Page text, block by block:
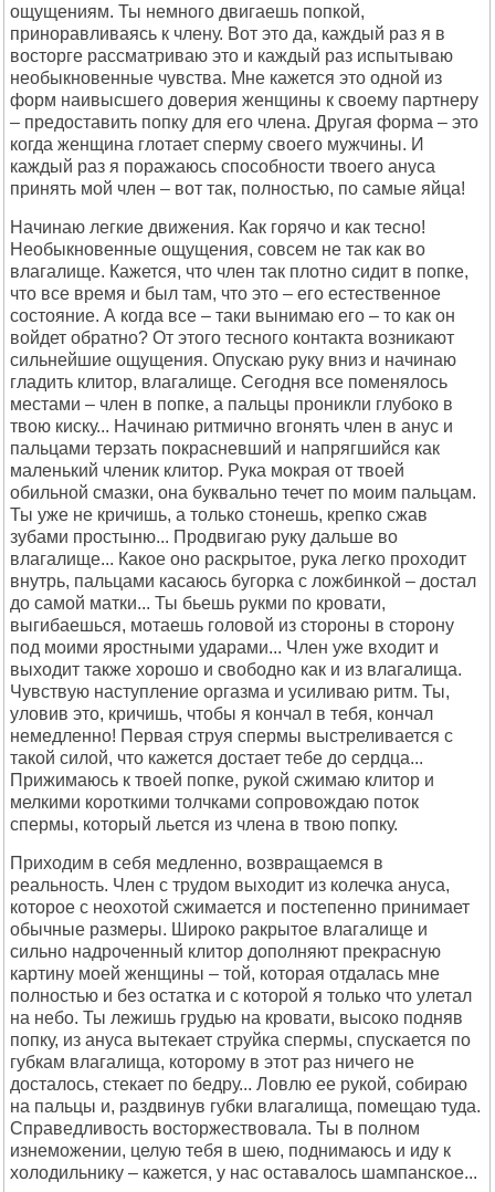
ощущениям. Ты немного двигаешь попкой,
приноравливаясь к члену. Вот это да, каждый раз я в
восторге рассматриваю это и каждый раз испытываю
необыкновенные чувства. Мне кажется это одной из
форм наивысшего доверия женщины к своему партнеру
– предоставить попку для его члена. Другая форма – это
когда женщина глотает сперму своего мужчины. И
каждый раз я поражаюсь способности твоего ануса
принять мой член – вот так, полностью, по самые яйца!
Начинаю легкие движения. Как горячо и как тесно!
Необыкновенные ощущения, совсем не так как во
влагалище. Кажется, что член так плотно сидит в попке,
что все время и был там, что это – его естественное
состояние. А когда все – таки вынимаю его – то как он
войдет обратно? От этого тесного контакта возникают
сильнейшие ощущения. Опускаю руку вниз и начинаю
гладить клитор, влагалище. Сегодня все поменялось
местами – член в попке, а пальцы проникли глубоко в
твою киску... Начинаю ритмично вгонять член в анус и
пальцами терзать покрасневший и напрягшийся как
маленький членик клитор. Рука мокрая от твоей
обильной смазки, она буквально течет по моим пальцам.
Ты уже не кричишь, а только стонешь, крепко сжав
зубами простыню... Продвигаю руку дальше во
влагалище... Какое оно раскрытое, рука легко проходит
внутрь, пальцами касаюсь бугорка с ложбинкой – достал
до самой матки... Ты бьешь рукми по кровати,
выгибаешься, мотаешь головой из стороны в сторону
под моими яростными ударами... Член уже входит и
выходит также хорошо и свободно как и из влагалища.
Чувствую наступление оргазма и усиливаю ритм. Ты,
уловив это, кричишь, чтобы я кончал в тебя, кончал
немедленно! Первая струя спермы выстреливается с
такой силой, что кажется достает тебе до сердца...
Прижимаюсь к твоей попке, рукой сжимаю клитор и
мелкими короткими толчками сопровождаю поток
спермы, который льется из члена в твою попку.
Приходим в себя медленно, возвращаемся в
реальность. Член с трудом выходит из колечка ануса,
которое с неохотой сжимается и постепенно принимает
обычные размеры. Широко ракрытое влагалище и
сильно надроченный клитор дополняют прекрасную
картину моей женщины – той, которая отдалась мне
полностью и без остатка и с которой я только что улетал
на небо. Ты лежишь грудью на кровати, высоко подняв
попку, из ануса вытекает струйка спермы, спускается по
губкам влагалища, которому в этот раз ничего не
досталось, стекает по бедру... Ловлю ее рукой, собираю
на пальцы и, раздвинув губки влагалища, помещаю туда.
Справедливость восторжествовала. Ты в полном
изнеможении, целую тебя в шею, поднимаюсь и иду к
холодильнику – кажется, у нас оставалось шампанское...